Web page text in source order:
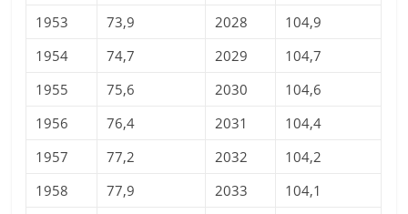
1953
73,9 2028
104,9
1954
74,7 2029
104,7
1955
75,6 2030
104,6
1956
76,4 2031
104,4
1957
77,2 2032
104,2
1958
77,9 2033
104,1